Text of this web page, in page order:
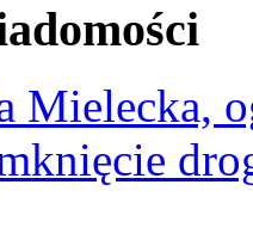
Mielecka,